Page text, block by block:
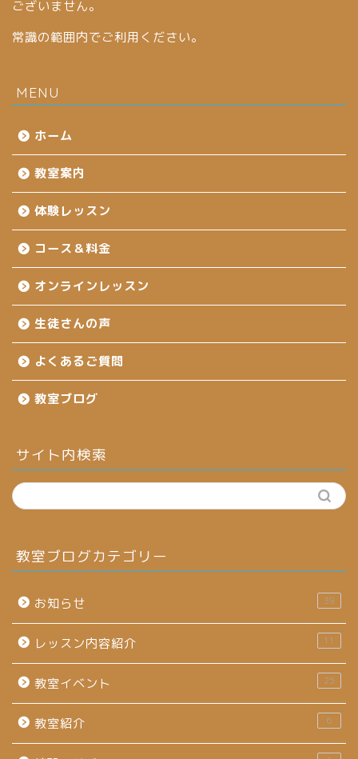
ございません。
常識の範囲内でご利用ください。
MENU
ホーム
教室案内
体験レッスン
コース＆料金
オンラインレッスン
生徒さんの声
よくあるご質問
教室ブログ
サイト内検索
教室ブログカテゴリー
お知らせ 39
レッスン内容紹介 11
教室イベント 25
教室紹介 6